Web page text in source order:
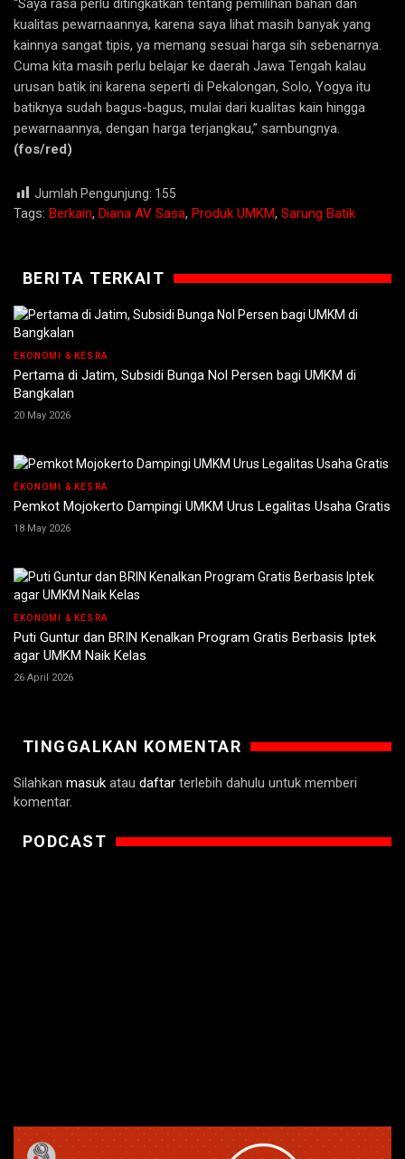
“Saya rasa perlu ditingkatkan tentang pemilihan bahan dan
kualitas pewarnaannya, karena saya lihat masih banyak yang
kainnya sangat tipis, ya memang sesuai harga sih sebenarnya.
Cuma kita masih perlu belajar ke daerah Jawa Tengah kalau
urusan batik ini karena seperti di Pekalongan, Solo, Yogya itu
batiknya sudah bagus-bagus, mulai dari kualitas kain hingga
pewarnaannya, dengan harga terjangkau,” sambungnya.
(fos/red)
Jumlah Pengunjung: 155
Tags: Berkain, Diana AV Sasa, Produk UMKM, Sarung Batik
BERITA TERKAIT
EKONOMI & KESRA
Pertama di Jatim, Subsidi Bunga Nol Persen bagi UMKM di
Bangkalan
20 May 2026
EKONOMI & KESRA
Pemkot Mojokerto Dampingi UMKM Urus Legalitas Usaha Gratis
18 May 2026
EKONOMI & KESRA
Puti Guntur dan BRIN Kenalkan Program Gratis Berbasis Iptek
agar UMKM Naik Kelas
26 April 2026
TINGGALKAN KOMENTAR
Silahkan masuk atau daftar terlebih dahulu untuk memberi
komentar.
PODCAST